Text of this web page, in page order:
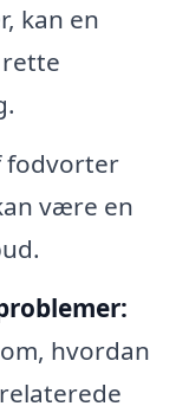
kan en
fodvorter
være en
hvordan